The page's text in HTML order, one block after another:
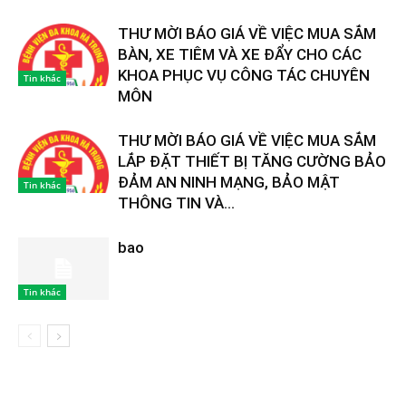
Tin khác
THƯ MỜI BÁO GIÁ VỀ VIỆC MUA SẮM
BÀN, XE TIÊM VÀ XE ĐẨY CHO CÁC
KHOA PHỤC VỤ CÔNG TÁC CHUYÊN
MÔN
Tin khác
THƯ MỜI BÁO GIÁ VỀ VIỆC MUA SẮM
LẮP ĐẶT THIẾT BỊ TĂNG CƯỜNG BẢO
ĐẢM AN NINH MẠNG, BẢO MẬT
THÔNG TIN VÀ...
Tin khác
bao